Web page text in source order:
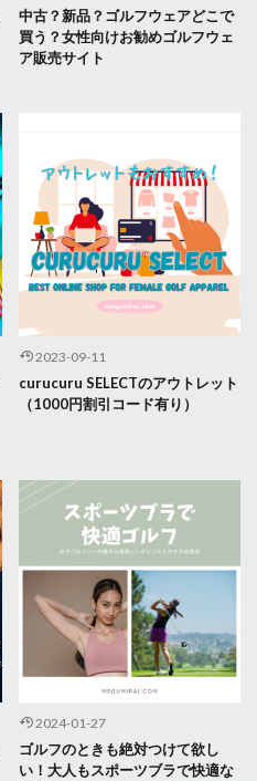
中古？新品？ゴルフウェアどこで
買う？女性向けお勧めゴルフウェ
ア販売サイト
2023-09-11
curucuru SELECTのアウトレット
（1000円割引コード有り）
2024-01-27
ゴルフのときも絶対つけて欲し
い！大人もスポーツブラで快適な